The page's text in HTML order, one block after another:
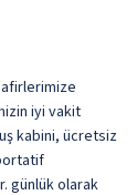
iyi vakit
kabini, ücretsiz
günlük olarak